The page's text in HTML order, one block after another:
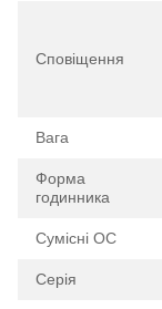
Сповіщення
Вага
Форма
годинника
Сумісні ОС
Серія